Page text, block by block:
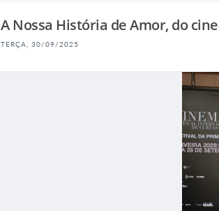
A Nossa História de Amor, do
TERÇA, 30/09/2025